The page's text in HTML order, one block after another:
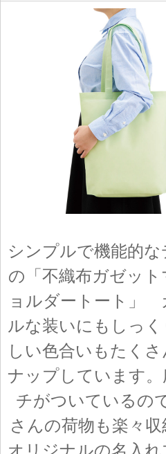
シンプルで機能的な
の「不織布ガゼット
ョルダートート」
ルな装いにもしっ
しい色合いもたく
ナップしています。
チがついているの
さんの荷物も楽々収
オリジナルの名入れ